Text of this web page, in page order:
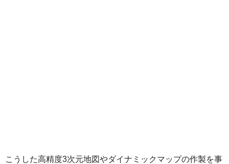
こうした高精度3次元地図やダイナミックマップの作製を事